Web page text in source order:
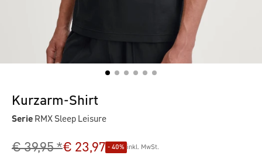
Kurzarm-Shirt
Serie RMX Sleep Leisure
€ 39,95 *€ 23,97 - 40% inkl. MwSt.